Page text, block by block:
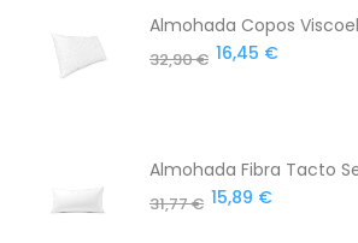
Almohada Copos
32,90 € 16,45 €
Almohada Fibra Tacto
31,77 € 15,89 €